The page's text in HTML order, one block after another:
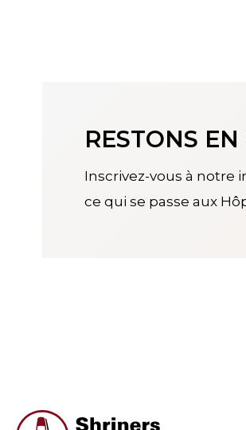
RESTONS
Inscrivez-vous à notre
ce qui se passe aux